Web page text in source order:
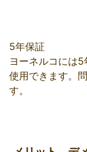
5年保証
ヨーネルコには
使用できます。
す。